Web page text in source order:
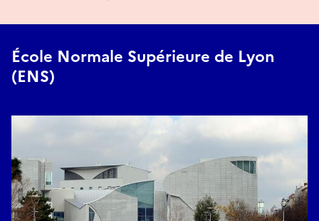
École Normale Supérieure de Lyon
(ENS)